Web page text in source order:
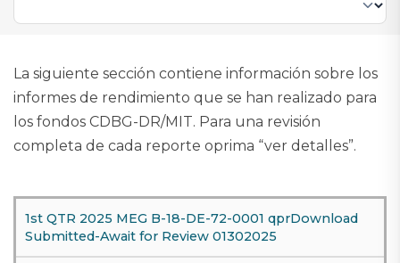
La siguiente sección contiene información sobre los
informes de rendimiento que se han realizado para
los fondos CDBG-DR/MIT. Para una revisión
completa de cada reporte oprima “ver detalles”.
1st QTR 2025 MEG B-18-DE-72-0001 qprDownload
Submitted-Await for Review 01302025